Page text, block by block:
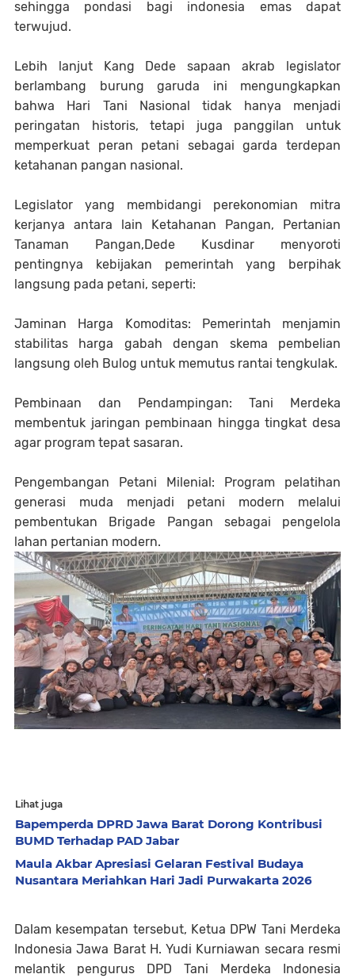
sehingga pondasi bagi indonesia emas dapat
terwujud.
Lebih lanjut Kang Dede sapaan akrab legislator
berlambang burung garuda ini mengungkapkan
bahwa Hari Tani Nasional tidak hanya menjadi
peringatan historis, tetapi juga panggilan untuk
memperkuat peran petani sebagai garda terdepan
ketahanan pangan nasional.
Legislator yang membidangi perekonomian mitra
kerjanya antara lain Ketahanan Pangan, Pertanian
Tanaman Pangan,Dede Kusdinar menyoroti
pentingnya kebijakan pemerintah yang berpihak
langsung pada petani, seperti:
Jaminan Harga Komoditas: Pemerintah menjamin
stabilitas harga gabah dengan skema pembelian
langsung oleh Bulog untuk memutus rantai tengkulak.
Pembinaan dan Pendampingan: Tani Merdeka
membentuk jaringan pembinaan hingga tingkat desa
agar program tepat sasaran.
Pengembangan Petani Milenial: Program pelatihan
generasi muda menjadi petani modern melalui
pembentukan Brigade Pangan sebagai pengelola
lahan pertanian modern.
Lihat juga
Bapemperda DPRD Jawa Barat Dorong Kontribusi
BUMD Terhadap PAD Jabar
Maula Akbar Apresiasi Gelaran Festival Budaya
Nusantara Meriahkan Hari Jadi Purwakarta 2026
Dalam kesempatan tersebut, Ketua DPW Tani Merdeka
Indonesia Jawa Barat H. Yudi Kurniawan secara resmi
melantik pengurus DPD Tani Merdeka Indonesia